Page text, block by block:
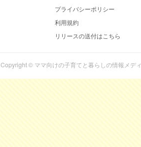
プライバシーポリシー
利用規約
リリースの送付はこちら
Copyright © ママ向けの子育てと暮らしの情報メデ